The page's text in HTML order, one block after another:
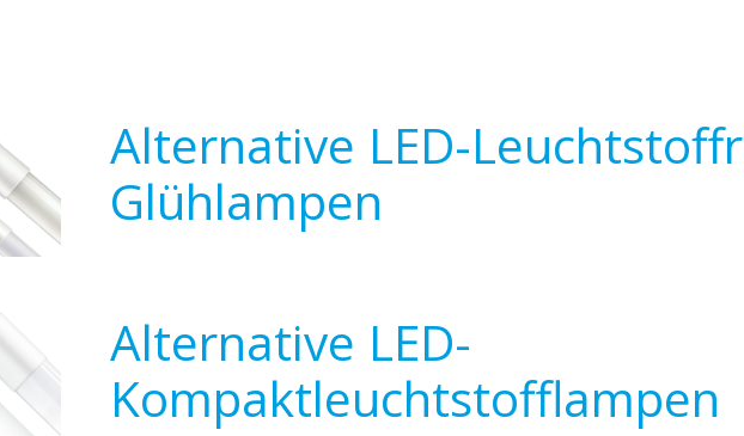
Alternative LED-
Glühlampen
Alternative LED-
Kompaktleuchtstofflampen